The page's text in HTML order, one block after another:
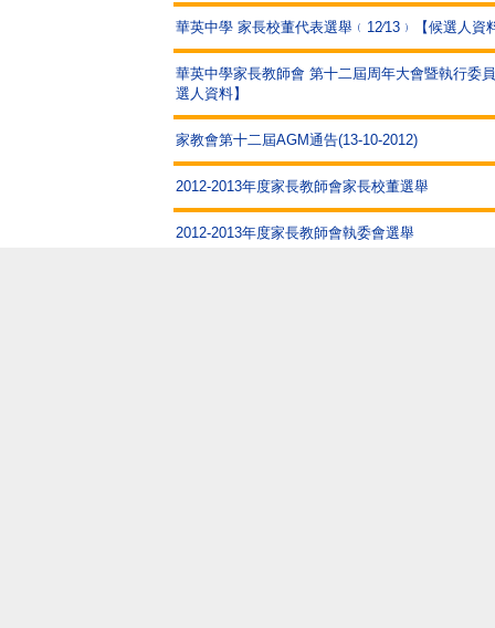
華英中學 家長校董代表選舉﹙12∕13﹚【候選人資
華英中學家長教師會 第十二屆周年大會暨執行委
選人資料】
家教會第十二屆AGM通告(13-10-2012)
2012-2013年度家長教師會家長校董選舉
2012-2013年度家長教師會執委會選舉